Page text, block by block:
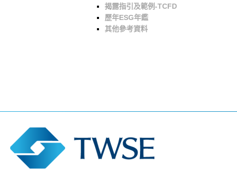
揭露指引及範例-TCFD
歷年ESG年鑑
其他參考資料